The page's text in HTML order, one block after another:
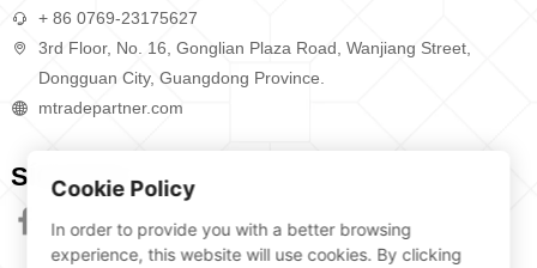
+ 86 0769-23175627
3rd Floor, No. 16, Gonglian Plaza Road, Wanjiang Street,
Dongguan City, Guangdong Province.
mtradepartner.com
SÍGANOS
Cookie Policy
In order to provide you with a better browsing
experience, this website will use cookies. By clicking